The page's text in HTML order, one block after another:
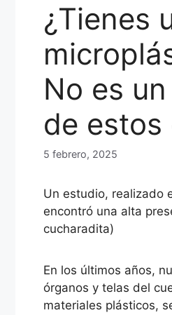
¿Tienes
No es
de
5 febrero, 2025
Un estudio, realizado
encontró una alta
cucharadita)
En los últimos años,
órganos y telas del
materiales plásticos,